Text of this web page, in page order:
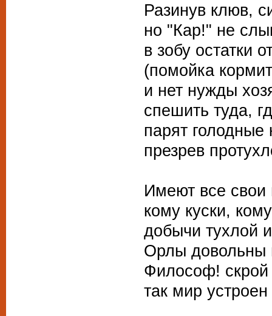
Разинув клюв,
но "Кар!" не
в зобу остатки
(помойка
и нет нужды
спешить туда,
парят голодные
презрев
Имеют все свои
кому куски,
добычи тухлой
Орлы довольны
Философ! скрой
так мир